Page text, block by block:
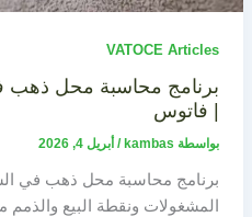
VATOCE Articles
برنامج محاسبة محل ذهب
| فاتوس
بواسطة kambas
/ أبريل 4, 2026
برنامج محاسبة محل ذهب في
المشغولات ونقطة البيع